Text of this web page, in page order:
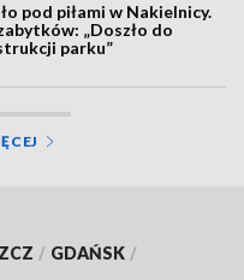
pod piłami w Nakielnicy.
„Doszło do
parku”
/ GDAŃSK /